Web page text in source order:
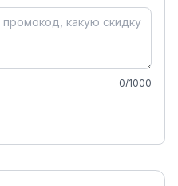
0/1000